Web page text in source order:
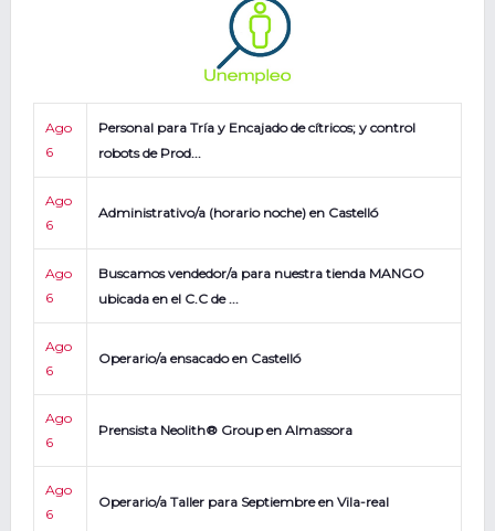
Ago
6
Personal para Tría y Encajado de cítricos; y control
robots de Prod...
Ago
6
Administrativo/a (horario noche) en Castelló
Ago
6
Buscamos vendedor/a para nuestra tienda MANGO
ubicada en el C.C de ...
Ago
6
Operario/a ensacado en Castelló
Ago
6
Prensista Neolith® Group en Almassora
Ago
6
Operario/a Taller para Septiembre en Vila-real